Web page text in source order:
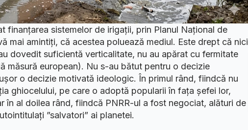
finanțarea sistemelor de irigații, prin Planul Național de
mai amintiți, că acestea poluează mediul. Este drept că nici
dovedit suficientă verticalitate, nu au apărat cu fermitate
măsură european). Nu s-au bătut pentru o decizie
o decizie motivată ideologic. În primul rând, fiindcă nu
ghiocelului, pe care o adoptă popularii în fața șefei lor,
în al doilea rând, fiindcă PNRR-ul a fost negociat, alături de
”salvatori” ai planetei.